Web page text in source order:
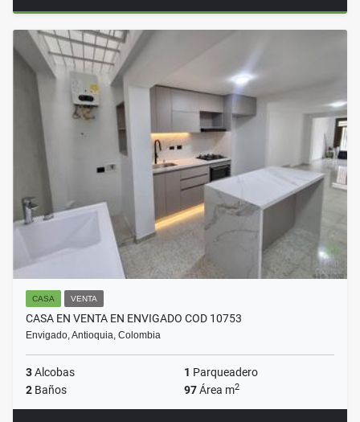
CASA VENTA
CASA EN VENTA EN ENVIGADO COD 10753
Envigado, Antioquia, Colombia
3Alcobas 1 Parqueadero
2 Baños 97Área m2